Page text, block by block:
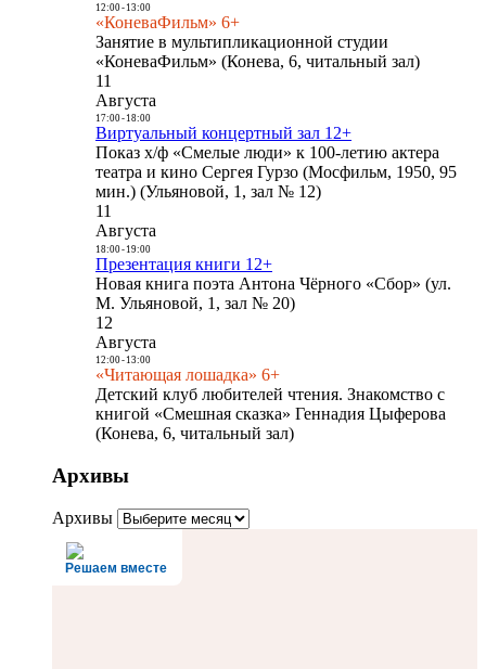
12:00- 13:00
«КоневаФильм» 6+
Занятие в мультипликационной студии
«КоневаФильм» (Конева, 6, читальный зал)
11
Августа
17:00- 18:00
Виртуальный концертный зал 12+
Показ х/ф «Смелые люди» к 100-летию актера
театра и кино Сергея Гурзо (Мосфильм, 1950, 95
мин.) (Ульяновой, 1, зал № 12)
11
Августа
18:00- 19:00
Презентация книги 12+
Новая книга поэта Антона Чёрного «Сбор» (ул.
М. Ульяновой, 1, зал № 20)
12
Августа
12:00- 13:00
«Читающая лошадка» 6+
Детский клуб любителей чтения. Знакомство с
книгой «Смешная сказка» Геннадия Цыферова
(Конева, 6, читальный зал)
Архивы
Архивы
Решаем вместе